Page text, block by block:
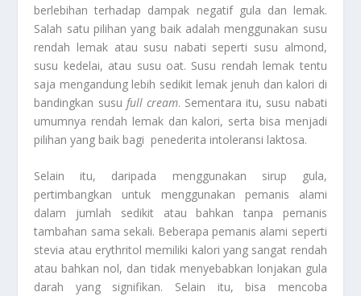
berlebihan terhadap dampak negatif gula dan lemak.
Salah satu pilihan yang baik adalah menggunakan susu
rendah lemak atau susu nabati seperti susu almond,
susu kedelai, atau susu oat. Susu rendah lemak tentu
saja mengandung lebih sedikit lemak jenuh dan kalori di
bandingkan susu full cream. Sementara itu, susu nabati
umumnya rendah lemak dan kalori, serta bisa menjadi
pilihan yang baik bagi penederita intoleransi laktosa.
Selain itu, daripada menggunakan sirup gula,
pertimbangkan untuk menggunakan pemanis alami
dalam jumlah sedikit atau bahkan tanpa pemanis
tambahan sama sekali. Beberapa pemanis alami seperti
stevia atau erythritol memiliki kalori yang sangat rendah
atau bahkan nol, dan tidak menyebabkan lonjakan gula
darah yang signifikan. Selain itu, bisa mencoba